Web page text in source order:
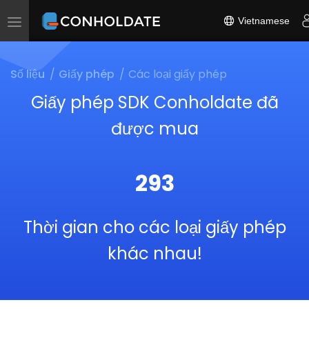
Toggle
Vietnamese
Số liệu Giấy phép Các loại giấy phép
Giấy phép SDK Conholdate đã
được mua
293
Thời gian cho các loại giấy phép
khác nhau!